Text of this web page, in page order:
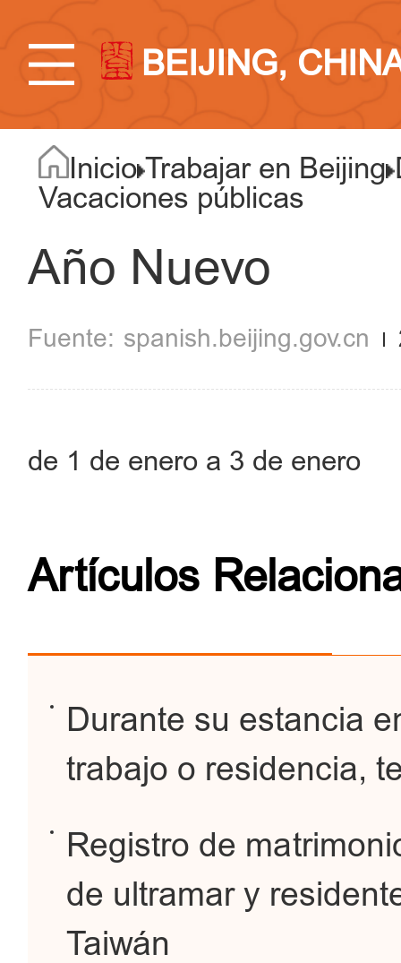
BEIJING,
Inicio Trabajar en Beijing
Vacaciones públicas
Año Nuevo
spanish.beijing.gov.cn
de 1 de enero a 3 de enero
Artículos
Durante su estancia
trabajo o residencia,
Registro de
de ultramar y
Taiwán